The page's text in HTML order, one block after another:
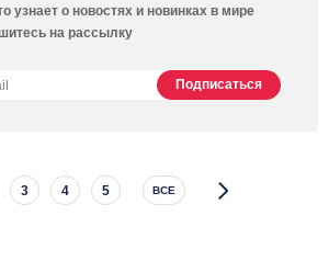
узнает о новостях и новинках в мире
на рассылку
3 4 5 ВСЕ